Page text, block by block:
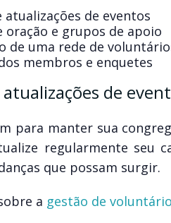
atualizações de eventos
oração e grupos de apoio
de uma rede de
membros e enquetes
de
para manter sua
regularmente seu
que possam surgir.
a gestão de